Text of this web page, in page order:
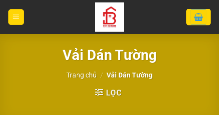
Vải Dán Tường
Trang chủ / Vải Dán Tường
LỌC